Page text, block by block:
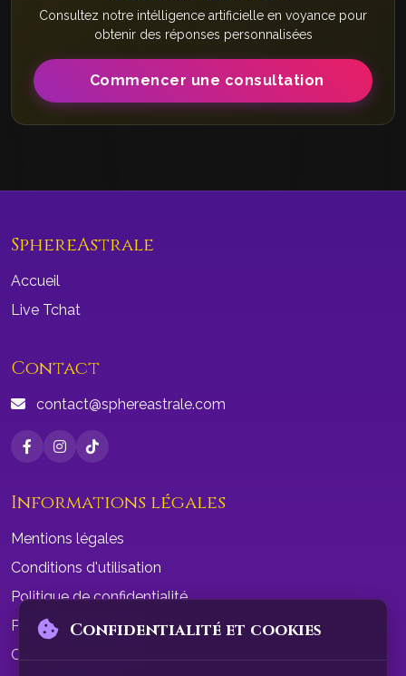
Consultez notre intélligence artificielle en voyance pour
obtenir des réponses personnalisées
Commencer une consultation
SphereAstrale
Accueil
Live Tchat
Contact
contact@sphereastrale.com
Informations légales
Mentions légales
Conditions d'utilisation
Politique de confidentialité
Politique de cookies
Conditions de vente
Confidentialité et cookies